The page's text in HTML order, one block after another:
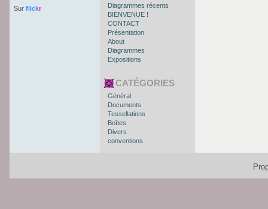
Diagrammes récents
BIENVENUE !
CONTACT
Présentation
About
Diagrammes
Expositions
CATÉGORIES
Général
Documents
Tessellations
Boîtes
Divers
conventions
Sur flickr